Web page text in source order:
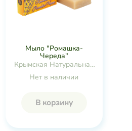
Мыло "Ромашка-
Череда"
Крымская Натуральная
Коллекция
Нет в наличии
В корзину